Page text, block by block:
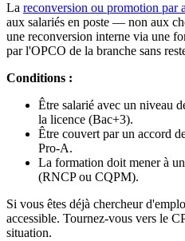
La reconversion ou promotion par
aux salariés en poste — non aux
une reconversion interne via une
par l'OPCO de la branche sans
Conditions :
Être salarié avec un niveau
la licence (Bac+3).
Être couvert par un accord
Pro-A.
La formation doit mener à
(RNCP ou CQPM).
Si vous êtes déjà chercheur
accessible. Tournez-vous vers le
situation.